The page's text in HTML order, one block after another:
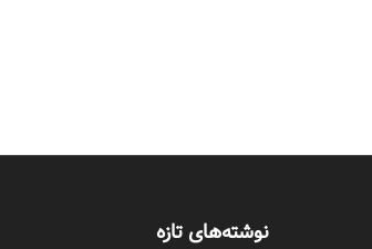
نوشته‌های تازه